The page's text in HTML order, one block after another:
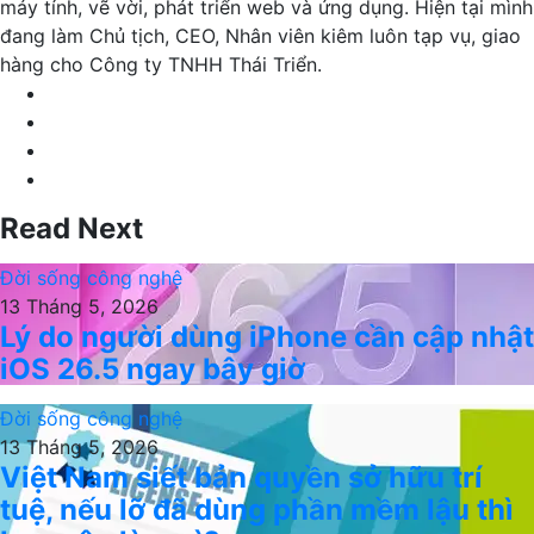
máy tính, vẽ vời, phát triển web và ứng dụng. Hiện tại mình
đang làm Chủ tịch, CEO, Nhân viên kiêm luôn tạp vụ, giao
hàng cho Công ty TNHH Thái Triển.
Read Next
Đời sống công nghệ
13 Tháng 5, 2026
Lý do người dùng iPhone cần cập nhật
iOS 26.5 ngay bây giờ
Đời sống công nghệ
13 Tháng 5, 2026
Việt Nam siết bản quyền sở hữu trí
tuệ, nếu lỡ đã dùng phần mềm lậu thì